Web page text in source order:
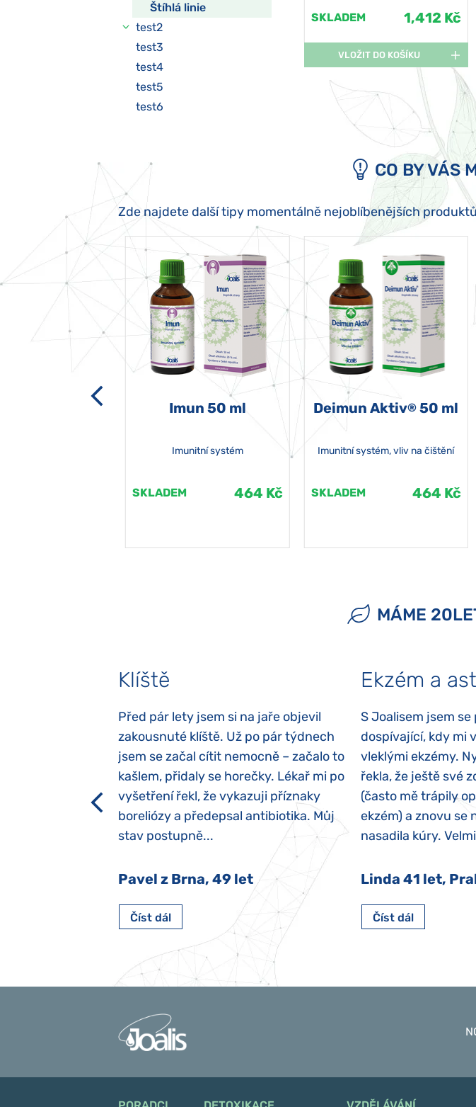
Štíhlá linie
test2
test3
test4
test5
test6
SKLADEM 1,412 Kč
VLOŽIT DO KOŠÍKU
CO BY VÁS
Zde najdete další tipy momentálně nejoblíbenějších
Imun 50 ml
Imunitní systém
SKLADEM 464 Kč
Deimun Aktiv® 50 ml
Imunitní systém, vliv na čištění
SKLADEM 464 Kč
MÁME
Klíště
Před pár lety jsem si na jaře objevil
zakousnuté klíště. Už po pár týdnech
jsem se začal cítit nemocně – začalo to
kašlem, přidaly se horečky. Lékař mi po
vyšetření řekl, že vykazuji příznaky
boreliózy a předepsal antibiotika. Můj
stav postupně...
Pavel z Brna, 49 let
Číst dál
Ekzém a
S Joalisem jsem
dospívající, kdy mi
vleklými ekzémy.
řekla, že ještě své
(často mě trápily
ekzém) a znovu se
nasadila kúry.
Linda 41 let,
Číst dál